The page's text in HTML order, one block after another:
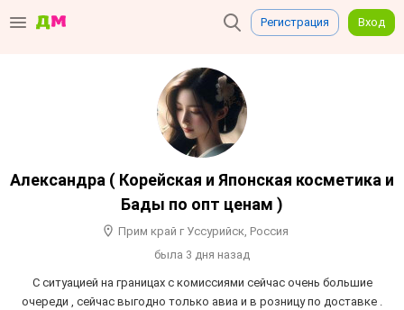
Регистрация Вход
Александра ( Корейская и Японская косметика и
Бады по опт ценам )
Прим край г Уссурийск, Россия
была 3 дня назад
С ситуацией на границах с комиссиями сейчас очень большие
очереди , сейчас выгодно только авиа и в розницу по доставке .